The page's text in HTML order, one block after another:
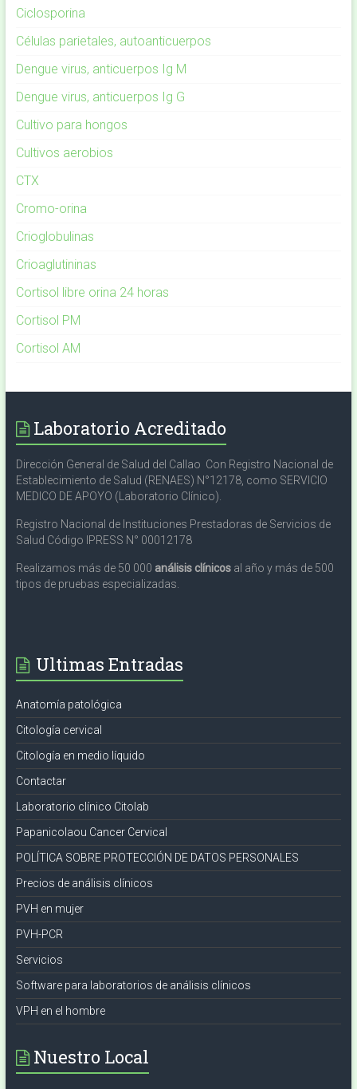
Ciclosporina
Células parietales, autoanticuerpos
Dengue virus, anticuerpos Ig M
Dengue virus, anticuerpos Ig G
Cultivo para hongos
Cultivos aerobios
CTX
Cromo-orina
Crioglobulinas
Crioaglutininas
Cortisol libre orina 24 horas
Cortisol PM
Cortisol AM
Laboratorio Acreditado
Dirección General de Salud del Callao Con Registro Nacional de
Establecimiento de Salud (RENAES) N°12178, como SERVICIO
MEDICO DE APOYO (Laboratorio Clínico).
Registro Nacional de Instituciones Prestadoras de Servicios de
Salud Código IPRESS N° 00012178
Realizamos más de 50 000 análisis clínicosal año y más de 500
tipos de pruebas especializadas.
Ultimas Entradas
Anatomía patológica
Citología cervical
Citología en medio líquido
Contactar
Laboratorio clínico Citolab
Papanicolaou Cancer Cervical
POLÍTICA SOBRE PROTECCIÓN DE DATOS PERSONALES
Precios de análisis clínicos
PVH en mujer
PVH-PCR
Servicios
Software para laboratorios de análisis clínicos
VPH en el hombre
Nuestro Local